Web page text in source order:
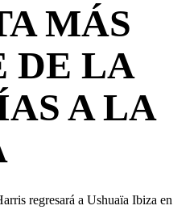
MÁS
DE LA
A LA
regresará a Ushuaïa Ibiza en